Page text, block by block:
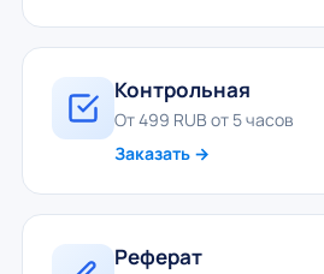
Контрольная
От 499 RUB от 5 часов
Заказать →
Реферат